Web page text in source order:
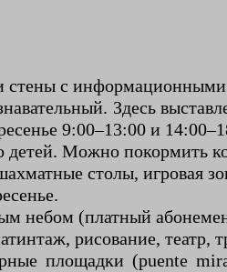
стены с
Здесь
9:00–13:00 и
Можно покормить
столы, игровая
небом (платный
рисование,
площадки (puente